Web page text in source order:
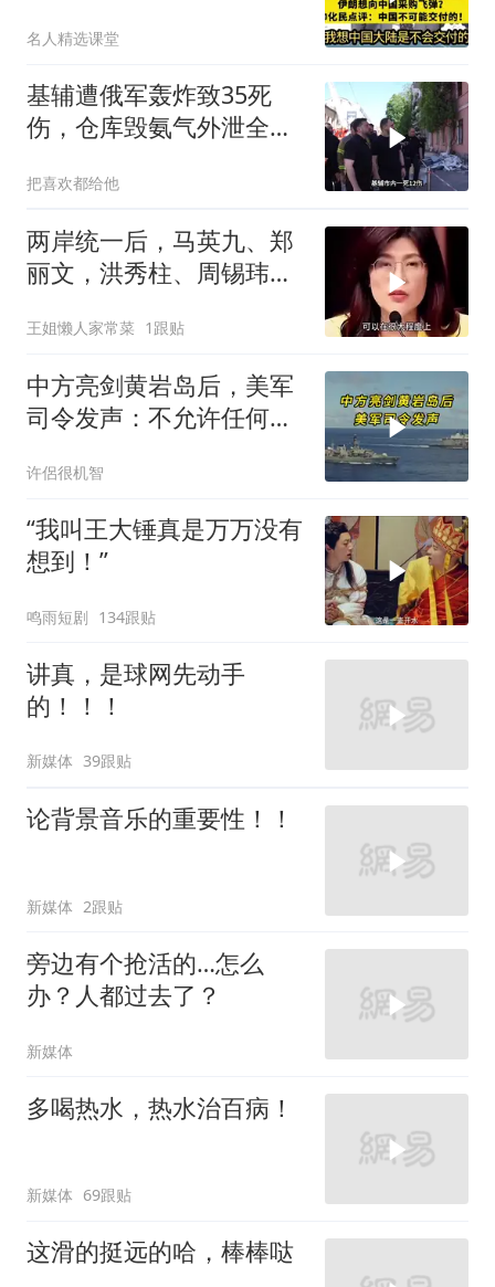
名人精选课堂
基辅遭俄军轰炸致35死
伤，仓库毁氨气外泄全城
把喜欢都给他
两岸统一后，马英九、郑
丽文，洪秀柱、周锡玮谁
王姐懒人家常菜 1跟贴
中方亮剑黄岩岛后，美军
司令发声：不允许任何国
许侶很机智
“我叫王大锤真是万万没有
想到！”
鸣雨短剧 134跟贴
讲真，是球网先动手
的！！！
新媒体 39跟贴
论背景音乐的重要性！！
新媒体 2跟贴
旁边有个抢活的…怎么
办？人都过去了？
新媒体
多喝热水，热水治百病！
新媒体 69跟贴
这滑的挺远的哈，棒棒哒